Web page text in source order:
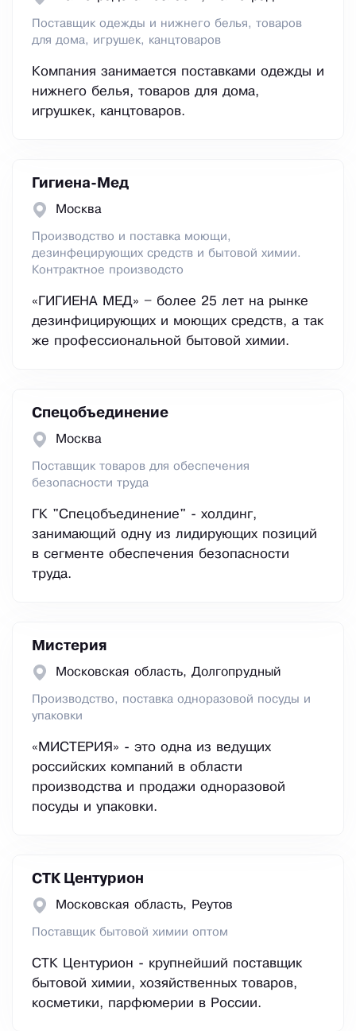
Поставщик одежды и нижнего белья, товаров
для дома, игрушек, канцтоваров
Компания занимается поставками одежды и
нижнего белья, товаров для дома,
игрушкек, канцтоваров.
Гигиена-Мед
Москва
Производство и поставка моющи,
дезинфецирующих средств и бытовой химии.
Контрактное производсто
«ГИГИЕНА МЕД» – более 25 лет на рынке
дезинфицирующих и моющих средств, а так
же профессиональной бытовой химии.
Спецобъединение
Москва
Поставщик товаров для обеспечения
безопасности труда
ГК "Спецобъединение" - холдинг,
занимающий одну из лидирующих позиций
в сегменте обеспечения безопасности
труда.
Мистерия
Московская область, Долгопрудный
Производство, поставка одноразовой посуды и
упаковки
«МИСТЕРИЯ» - это одна из ведущих
российских компаний в области
производства и продажи одноразовой
посуды и упаковки.
СТК Центурион
Московская область, Реутов
Поставщик бытовой химии оптом
СТК Центурион - крупнейший поставщик
бытовой химии, хозяйственных товаров,
косметики, парфюмерии в России.